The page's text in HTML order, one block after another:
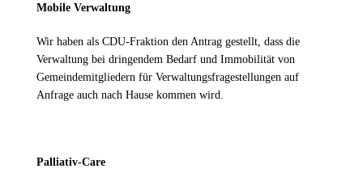
Mobile Verwaltung
Wir haben als CDU-Fraktion den Antrag gestellt, dass die
Verwaltung bei dringendem Bedarf und Immobilität von
Gemeindemitgliedern für Verwaltungsfragestellungen auf
Anfrage auch nach Hause kommen wird.
Palliativ-Care